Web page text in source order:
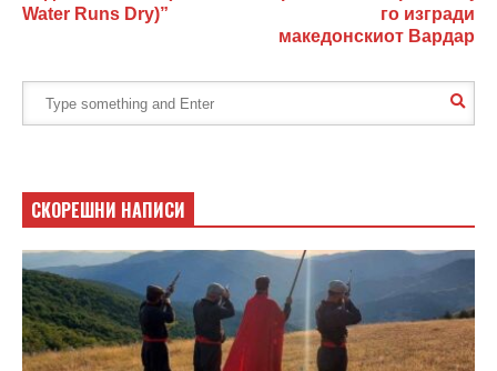
Water Runs Dry)”
го изгради
македонскиот Вардар
СКОРЕШНИ НАПИСИ